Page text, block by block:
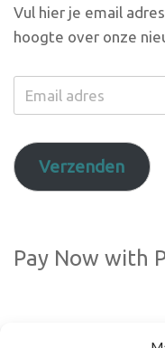
Vul hier je email
hoogte over onze
Email
adres
Verzenden
Pay Now with